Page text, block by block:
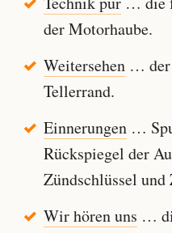
der Motorhaube.
Weitersehen… der
Tellerrand.
Einnerungen…
Rückspiegel der
Zündschlüssel
Wir hören uns …